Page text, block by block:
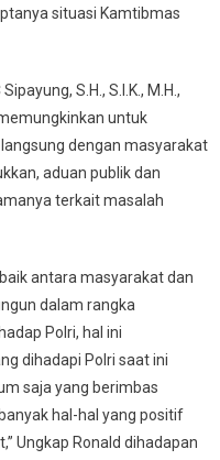
situasi Kamtibmas
S.H., S.I.K., M.H.,
untuk
dengan masyarakat
aduan publik dan
terkait masalah
antara masyarakat dan
dalam rangka
Polri, hal ini
dihadapi Polri saat ini
saja yang berimbas
hal-hal yang positif
Ungkap Ronald dihadapan